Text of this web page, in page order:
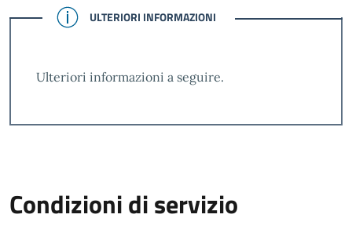
CONFERMATO
ULTERIORI INFORMAZIONI
Ulteriori informazioni a seguire.
Condizioni di servizio